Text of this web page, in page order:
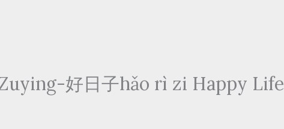
好日子hǎo rì zi Happy Life